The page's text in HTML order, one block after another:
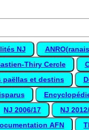
NJ
Thiry Cercle
paëllas et destins
NJ 2006/17
NJ
AFN